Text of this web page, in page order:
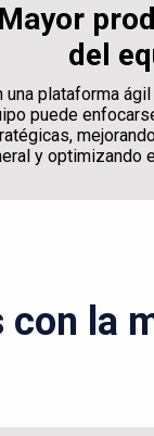
Mayor
del
una plataforma
puede
y optimizando
con la